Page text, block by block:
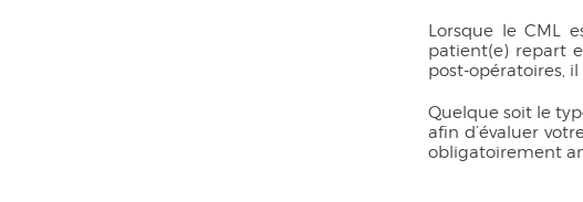
Lorsque le CML
patient(e) repart
post-opératoires,
Quelque soit le
afin d’évaluer
obligatoirement